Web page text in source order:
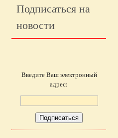
Подписаться на
новости
Введите Ваш электронный
адрес: